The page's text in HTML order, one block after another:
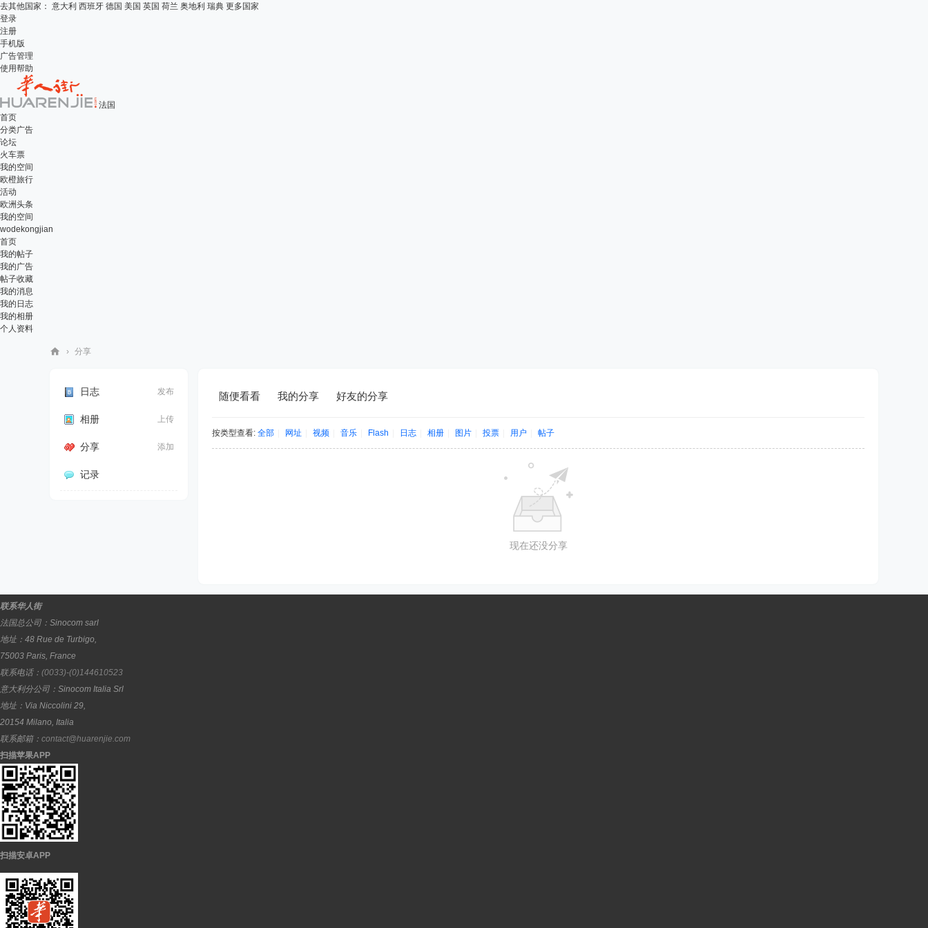
去其他国家： 意大利 西班牙 德国 美国 英国 荷兰 奥地利 瑞典 更多国家
登录
注册
手机版
广告管理
使用帮助
法国
首页
分类广告
论坛
火车票
我的空间
欧橙旅行
活动
欧洲头条
我的空间
wodekongjian
首页
我的帖子
我的广告
帖子收藏
我的消息
我的日志
我的相册
个人资料
› 分享
发布
日志
上传
相册
添加
分享
记录
随便看看 我的分享 好友的分享
按类型查看: 全部 网址 视频 音乐 Flash 日志 相册 图片 投票 用户 帖子
现在还没分享
联系华人街
法国总公司： Sinocom sarl
地址： 48 Rue de Turbigo,
75003 Paris, France
联系电话： (0033)-(0)144610523
意大利分公司： Sinocom Italia Srl
地址： Via Niccolini 29,
20154 Milano, Italia
联系邮箱： contact@huarenjie.com
扫描苹果APP
扫描安卓APP